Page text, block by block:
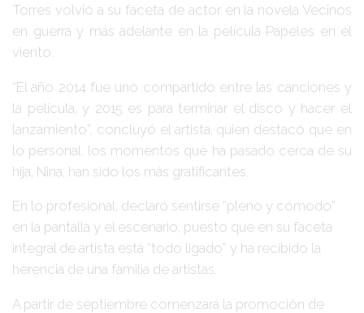
Torres volvió a su faceta de actor en la novela Vecinos
en guerra y más adelante en la película Papeles en el
viento.
“El año 2014 fue uno compartido entre las canciones y
la película, y 2015 es para terminar el disco y hacer el
lanzamiento”, concluyó el artista, quien destacó que en
lo personal, los momentos que ha pasado cerca de su
hija, Nina, han sido los más gratificantes.
En lo profesional, declaró sentirse “pleno y cómodo”
en la pantalla y el escenario, puesto que en su faceta
integral de artista está “todo ligado” y ha recibido la
herencia de una familia de artistas.
A partir de septiembre comenzará la promoción de